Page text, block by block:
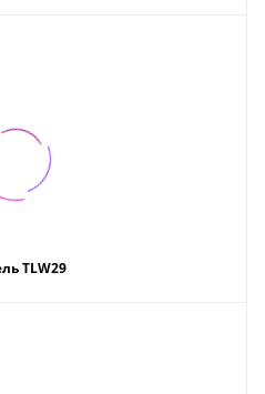
TLW29